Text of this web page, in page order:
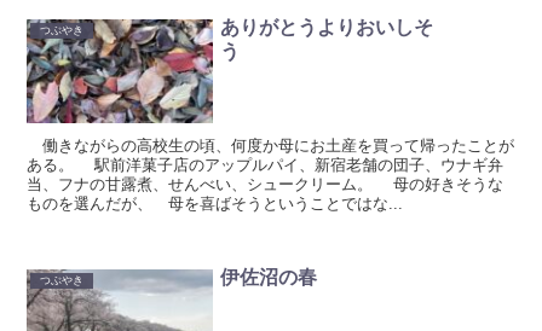
つぶやき
ありがとうよりおいしそ
う
働きながらの高校生の頃、何度か母にお土産を買って帰ったことが
ある。 駅前洋菓子店のアップルパイ、新宿老舗の団子、ウナギ弁
当、フナの甘露煮、せんべい、シュークリーム。 母の好きそうな
ものを選んだが、 母を喜ばそうということではな...
つぶやき 伊佐沼の春